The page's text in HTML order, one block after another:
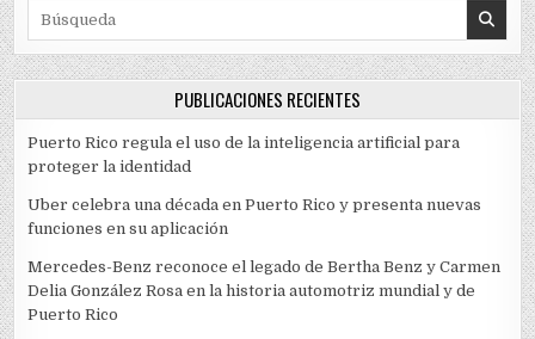
Search for:
PUBLICACIONES RECIENTES
Puerto Rico regula el uso de la inteligencia artificial para
proteger la identidad
Uber celebra una década en Puerto Rico y presenta nuevas
funciones en su aplicación
Mercedes-Benz reconoce el legado de Bertha Benz y Carmen
Delia González Rosa en la historia automotriz mundial y de
Puerto Rico